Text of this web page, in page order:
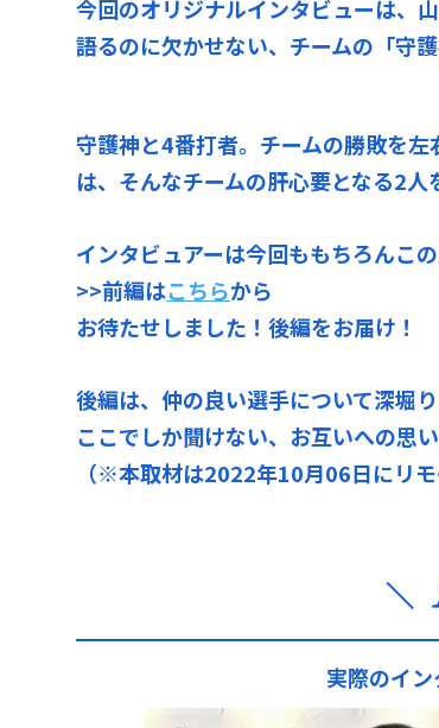
今回のオリジナルインタビューは、
語るのに欠かせない、チームの「守
守護神と4番打者。チームの勝敗を
は、そんなチームの肝心要となる2人
インタビュアーは今回ももちろんこ
>>前編はこちらから
お待たせしました！後編をお届け！
後編は、仲の良い選手について深堀り
ここでしか聞けない、お互いへの思
（※本取材は2022年10月06日にリモ
実際のイ